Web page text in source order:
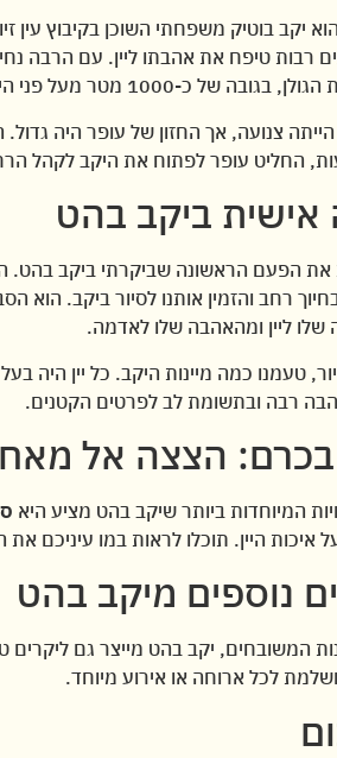
יקב בוטיק משפחתי השוכן בקיבוץ עין
רבות טיפח את אהבתו ליין. עם הרבה
בגובה של כ-1000 מטר מעל פני הים.
צנועה, אך החזון של עופר היה גדול.
החליט עופר לפתוח את היקב לקהל
אישית ביקב בהט
את הפעם הראשונה שביקרתי ביקב בהט.
רחב והזמין אותנו לסיור ביקב.
ליין ומהאהבה שלו לאדמה.
טעמנו כמה מיינות היקב. כל יין היה
רבה ובתשומת לב לפרטים הקטנים.
בכרם: הצצה אל
המיוחדות ביותר שיקב בהט מציע היא
איכות היין. תוכלו לראות במו עיניכם
נוספים מיקב בהט
המשובחים, יקב בהט מייצר גם
לכל ארוחה או אירוע מיוחד.